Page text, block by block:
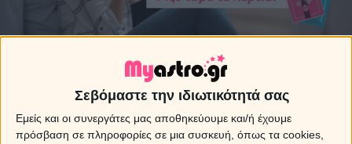
Σεβόμαστε την ιδιωτικότητά σας
Εμείς και οι συνεργάτες μας αποθηκεύουμε και/ή έχουμε
πρόσβαση σε πληροφορίες σε μια συσκευή, όπως τα cookies,